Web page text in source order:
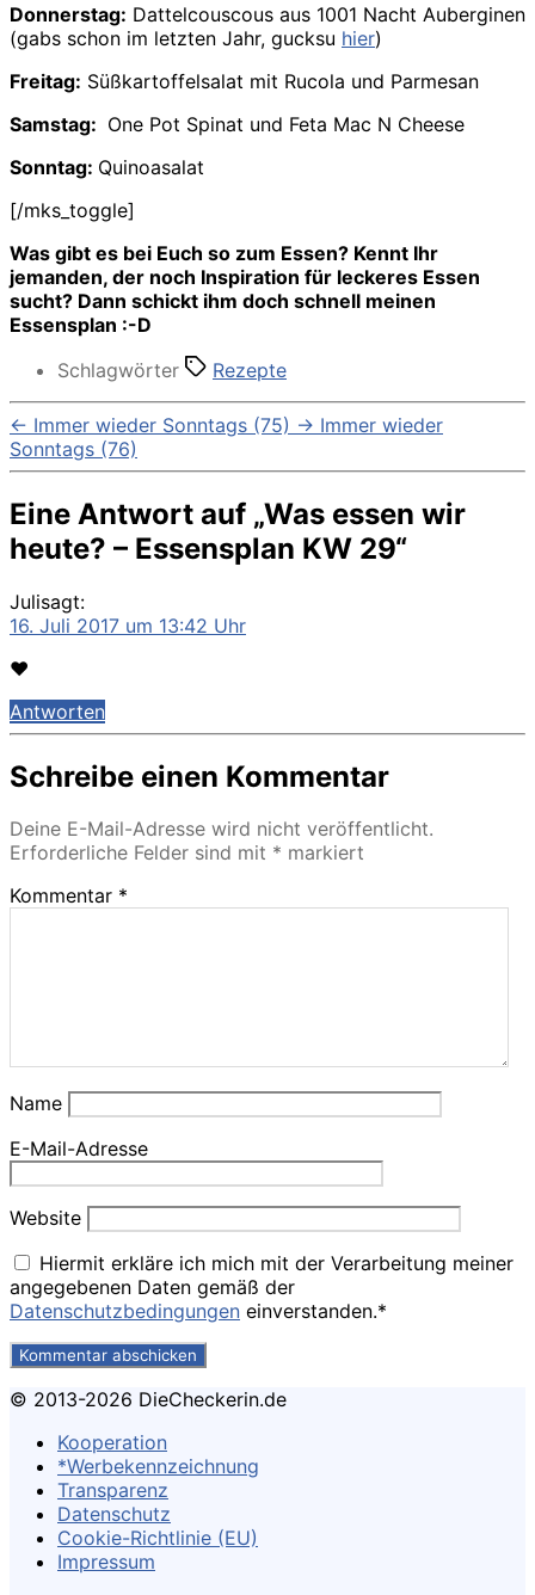
Donnerstag: Dattelcouscous aus 1001 Nacht Auberginen
(gabs schon im letzten Jahr, gucksu hier)
Freitag: Süßkartoffelsalat mit Rucola und Parmesan
Samstag: One Pot Spinat und Feta Mac N Cheese
Sonntag: Quinoasalat
[/mks_toggle]
Was gibt es bei Euch so zum Essen? Kennt Ihr
jemanden, der noch Inspiration für leckeres Essen
sucht? Dann schickt ihm doch schnell meinen
Essensplan :-D
Schlagwörter
Rezepte
← Immer wieder Sonntags (75) → Immer wieder
Sonntags (76)
Eine Antwort auf „Was essen wir
heute? – Essensplan KW 29“
Julisagt:
16. Juli 2017 um 13:42 Uhr
❤
Antworten
Schreibe einen Kommentar
Deine E-Mail-Adresse wird nicht veröffentlicht.
Erforderliche Felder sind mit * markiert
Kommentar *
Name
E-Mail-Adresse
Website
Hiermit erkläre ich mich mit der Verarbeitung meiner
angegebenen Daten gemäß der
Datenschutzbedingungen einverstanden.*
© 2013-2026 DieCheckerin.de
Kooperation
*Werbekennzeichnung
Transparenz
Datenschutz
Cookie-Richtlinie (EU)
Impressum